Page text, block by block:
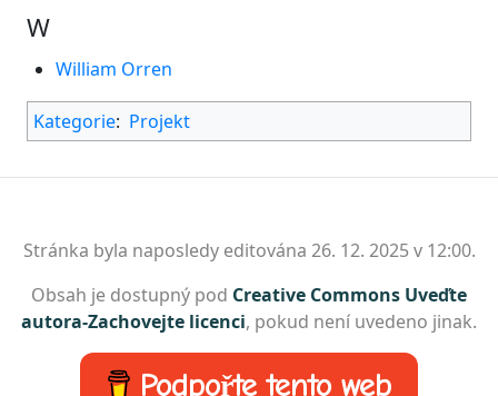
W
William Orren
Kategorie: Projekt
Stránka byla naposledy editována 26. 12. 2025 v 12:00.
Obsah je dostupný pod Creative Commons Uveďte
autora-Zachovejte licenci, pokud není uvedeno jinak.
Podpořte tento web